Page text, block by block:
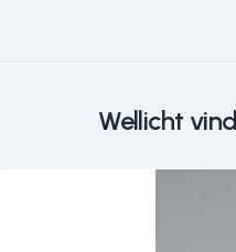
Wellicht